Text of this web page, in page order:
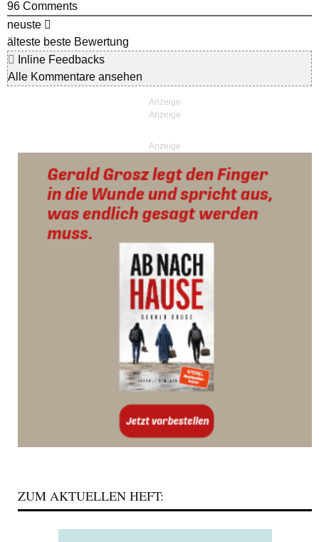
96 Comments
neuste
älteste beste Bewertung
Inline Feedbacks
Alle Kommentare ansehen
Anzeige
ZUM AKTUELLEN HEFT: